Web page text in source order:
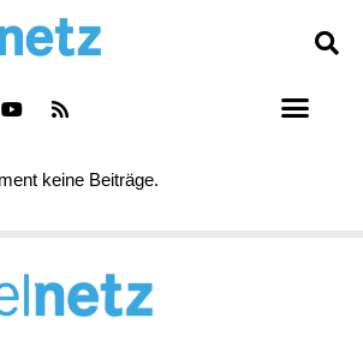
keine Beiträge.